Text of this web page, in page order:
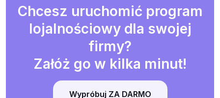
Chcesz uruchomić program
lojalnościowy dla swojej
firmy?
Załóż go w kilka minut!
Wypróbuj ZA DARMO